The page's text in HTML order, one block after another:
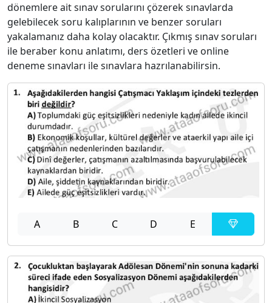
dönemlere ait sınav sorularını çözerek sınavlarda
gelebilecek soru kalıplarının ve benzer soruları
yakalamanız daha kolay olacaktır. Çıkmış sınav soruları
ile beraber konu anlatımı, ders özetleri ve online
deneme sınavları ile sınavlara hazrılanabilirsin.
A B C D E